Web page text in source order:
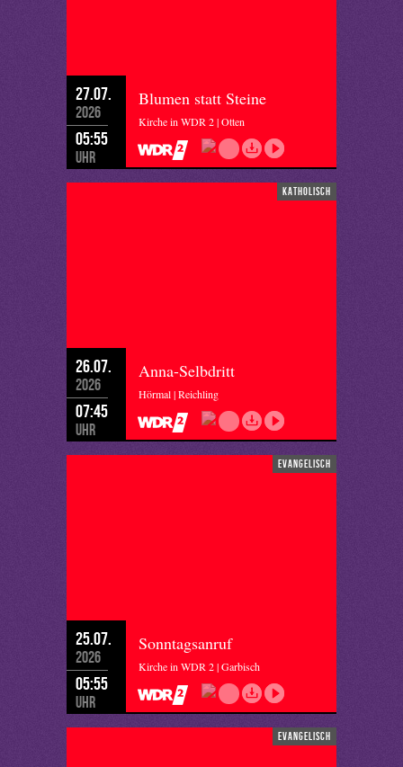
27.07.
2026
05:55
Uhr
Blumen statt Steine
Kirche in WDR 2 | Otten
katholisch
26.07.
2026
07:45
Uhr
Anna-Selbdritt
Hörmal | Reichling
evangelisch
25.07.
2026
05:55
Uhr
Sonntagsanruf
Kirche in WDR 2 | Garbisch
evangelisch